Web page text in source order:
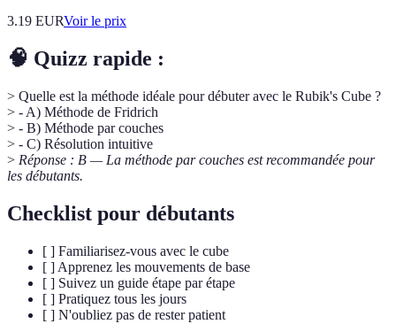
3.19 EURVoir le prix
🧠 Quizz rapide :
> Quelle est la méthode idéale pour débuter avec le Rubik's Cube ?
> - A) Méthode de Fridrich
> - B) Méthode par couches
> - C) Résolution intuitive
> Réponse : B — La méthode par couches est recommandée pour
les débutants.
Checklist pour débutants
[ ] Familiarisez-vous avec le cube
[ ] Apprenez les mouvements de base
[ ] Suivez un guide étape par étape
[ ] Pratiquez tous les jours
[ ] N'oubliez pas de rester patient